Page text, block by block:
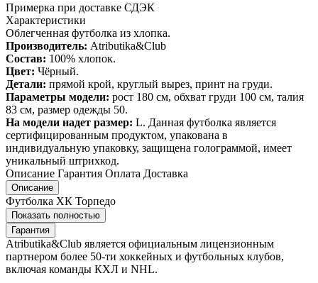
Примерка при доставке СДЭК
Характеристики
Облегченная футболка из хлопка.
Производитель: Atributika&Club
Состав: 100% хлопок.
Цвет: Чёрный.
Детали: прямой крой, круглый вырез, принт на груди.
Параметры модели: рост 180 см, обхват груди 100 см, талия
83 см, размер одежды 50.
На модели надет размер: L. Данная футболка является
сертифицированным продуктом, упакована в
индивидуальную упаковку, защищена голограммой, имеет
уникальный штрихкод.
Описание Гарантия Оплата Доставка
Описание
Футболка ХК Торпедо
Показать полностью
Гарантия
Atributika&Club является официальным лицензионным
партнером более 50-ти хоккейных и футбольных клубов,
включая команды КХЛ и NHL.